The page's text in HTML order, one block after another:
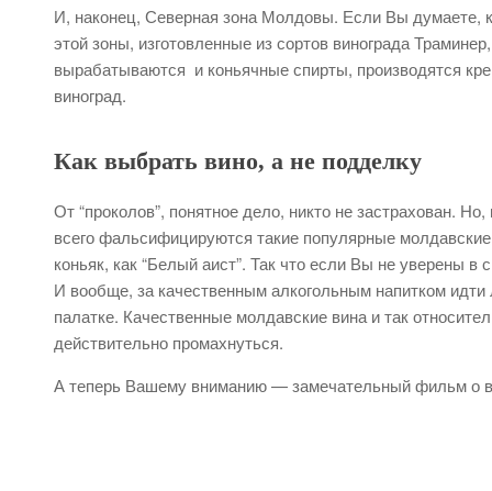
И, наконец, Северная зона Молдовы. Если Вы думаете,
этой зоны, изготовленные из сортов винограда
вырабатываются и коньячные спирты, производятся
виноград.
Как выбрать вино, а не подделку
От “проколов”, понятное дело, никто не застрахован.
всего фальсифицируются такие популярные
коньяк, как “Белый аист”. Так что если Вы не уверены
И вообще, за качественным алкогольным напитком
палатке. Качественные молдавские вина и так
действительно промахнуться.
А теперь Вашему вниманию — замечательный фильм о